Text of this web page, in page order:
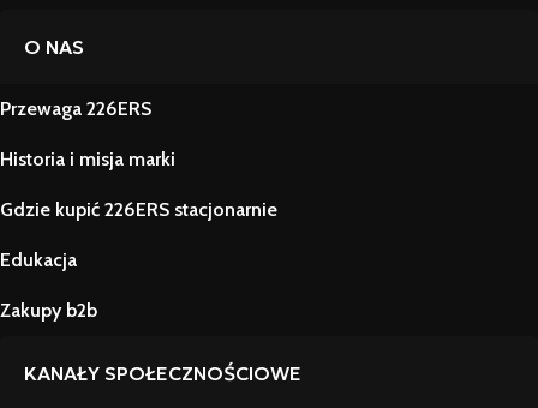
O NAS
Przewaga 226ERS
Historia i misja marki
Gdzie kupić 226ERS stacjonarnie
Edukacja
Zakupy b2b
KANAŁY SPOŁECZNOŚCIOWE